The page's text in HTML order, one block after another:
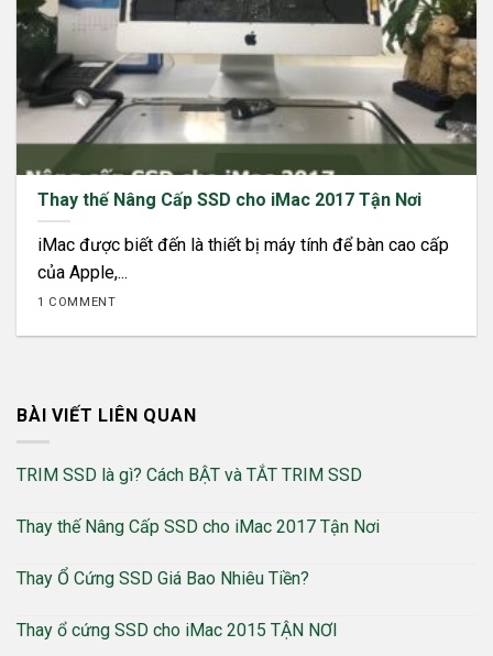
Thay thế Nâng Cấp SSD cho iMac 2017 Tận Nơi
iMac được biết đến là thiết bị máy tính để bàn cao cấp
của Apple,...
1 COMMENT
BÀI VIẾT LIÊN QUAN
TRIM SSD là gì? Cách BẬT và TẮT TRIM SSD
Thay thế Nâng Cấp SSD cho iMac 2017 Tận Nơi
Thay Ổ Cứng SSD Giá Bao Nhiêu Tiền?
Thay ổ cứng SSD cho iMac 2015 TẬN NƠI